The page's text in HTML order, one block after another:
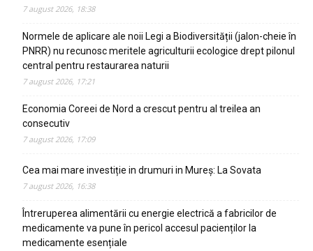
7 august 2026, 18:38
Normele de aplicare ale noii Legi a Biodiversității (jalon-cheie în
PNRR) nu recunosc meritele agriculturii ecologice drept pilonul
central pentru restaurarea naturii
7 august 2026, 17:21
Economia Coreei de Nord a crescut pentru al treilea an
consecutiv
7 august 2026, 17:09
Cea mai mare investiție in drumuri in Mureș: La Sovata
7 august 2026, 16:38
Întreruperea alimentării cu energie electrică a fabricilor de
medicamente va pune în pericol accesul pacienților la
medicamente esențiale